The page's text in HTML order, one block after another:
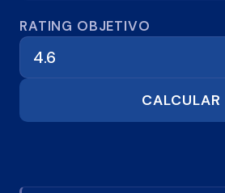
RATING OBJETIVO
CALCULAR